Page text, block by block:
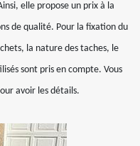
elle propose un prix à la
de qualité. Pour la fixation du
la nature des taches, le
sont pris en compte. Vous
avoir les détails.